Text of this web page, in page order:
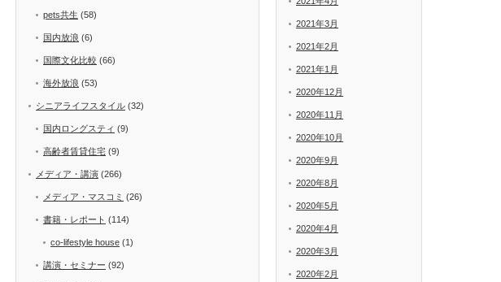
pets共生 (58)
国内放浪 (6)
国際文化比較 (66)
海外放浪 (53)
シニアライフスタイル (32)
国内ロングスティ (9)
高齢者賃貸住宅 (9)
メディア・講演 (266)
メディア・マスコミ (26)
書籍・レポート (114)
co-lifestyle house (1)
講演・セミナー (92)
2021年3月
2021年2月
2021年1月
2020年12月
2020年11月
2020年10月
2020年9月
2020年8月
2020年5月
2020年4月
2020年3月
2020年2月